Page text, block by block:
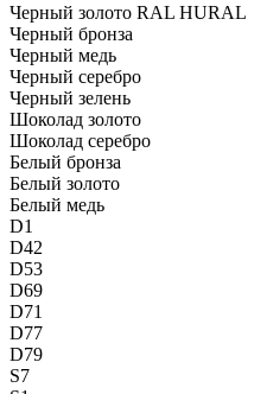
Черный золото RAL HURAL
Черный бронза
Черный медь
Черный серебро
Черный зелень
Шоколад золото
Шоколад серебро
Белый бронза
Белый золото
Белый медь
D1
D42
D53
D69
D71
D77
D79
S7